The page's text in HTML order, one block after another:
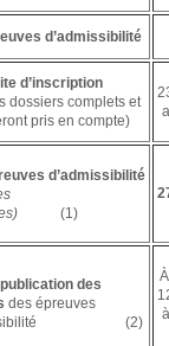
d’admissibilité
d’inscription
dossiers complets et
pris en compte)
d’admissibilité
(1)
des
des épreuves
(2)